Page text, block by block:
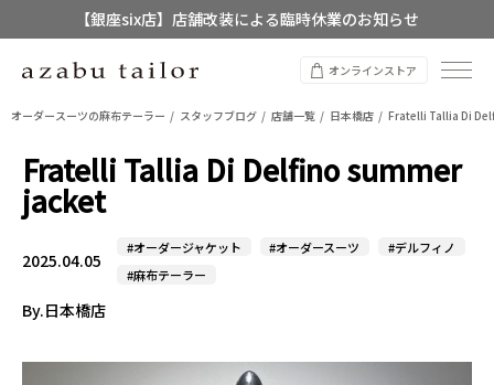
【店舗限定】レディースオーダースーツ
8/12~8/16 夏季休業のお知らせ
オンラインストア
オーダースーツの麻布テーラー スタッフブログ 店舗一覧 日本橋店 Fratelli Tallia Di
Fratelli Tallia Di Delfino summer
jacket
2025.04.05
#オーダージャケット #オーダースーツ
#デルフィノ
#麻布テーラー
By.日本橋店